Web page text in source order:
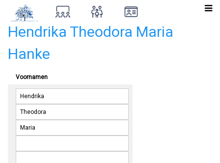
Hendrika Theodora Maria
Hanke
Voornamen